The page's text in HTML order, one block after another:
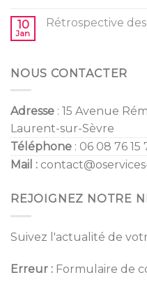
2022
10
Jan
Rétrospective
NOUS CONTACTER
Adresse : 15 Avenue
Laurent-sur-Sèvre
Téléphone : 06 08 76 15
Mail :
REJOIGNEZ NOTRE
Suivez l'actualité de
Erreur : Formulaire de